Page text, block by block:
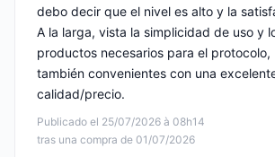
Publicado el 25/07/2026 à 08h14
tras una compra de 01/07/2026
debo decir que el nivel es alto y la
A la larga, vista la simplicidad de uso y
productos necesarios para el protocolo,
también convenientes con una
calidad/precio.